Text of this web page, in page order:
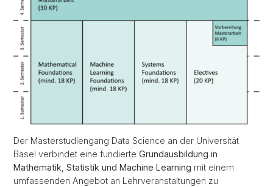
Der Masterstudiengang Data Science an der Universität
Basel verbindet eine fundierte Grundausbildung in
Mathematik, Statistik und Machine Learning mit einem
umfassenden Angebot an Lehrveranstaltungen zu